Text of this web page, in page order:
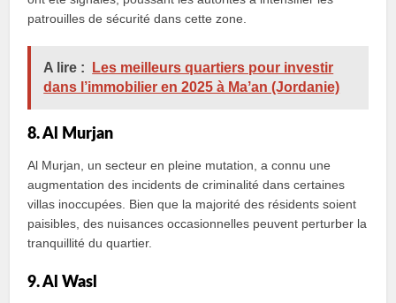
patrouilles de sécurité dans cette zone.
A lire :
Les meilleurs quartiers pour investir
dans l’immobilier en 2025 à Maʼan (Jordanie)
8. Al Murjan
Al Murjan, un secteur en pleine mutation, a connu une
augmentation des incidents de criminalité dans certaines
villas inoccupées. Bien que la majorité des résidents soient
paisibles, des nuisances occasionnelles peuvent perturber la
tranquillité du quartier.
9. Al Wasl